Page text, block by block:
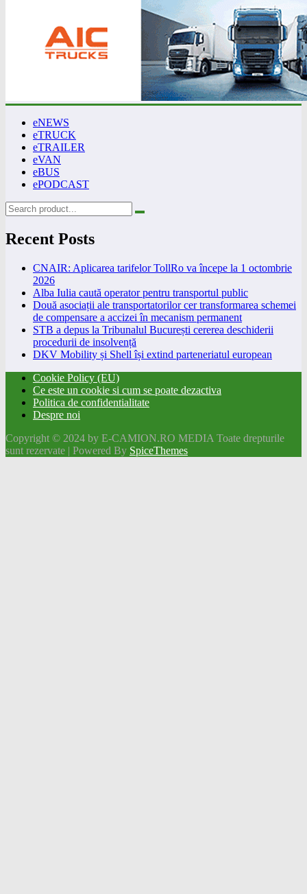
eNEWS
eTRUCK
eTRAILER
eVAN
eBUS
ePODCAST
Recent Posts
CNAIR: Aplicarea tarifelor TollRo va începe la 1 octombrie
2026
Alba Iulia caută operator pentru transportul public
Două asociații ale transportatorilor cer transformarea schemei
de compensare a accizei în mecanism permanent
STB a depus la Tribunalul București cererea deschiderii
procedurii de insolvență
DKV Mobility și Shell își extind parteneriatul european
Cookie Policy (EU)
Ce este un cookie si cum se poate dezactiva
Politica de confidentialitate
Despre noi
Copyright © 2024 by E-CAMION.RO MEDIA Toate drepturile
sunt rezervate | Powered By SpiceThemes